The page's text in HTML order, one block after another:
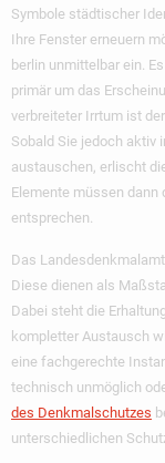
Symbole städtischer
Ihre Fenster erneuern
berlin unmittelbar ein.
primär um das
verbreiteter Irrtum ist
Sobald Sie jedoch aktiv
austauschen, erlischt
Elemente müssen dann
entsprechen.
Das
Diese dienen als
Dabei steht die
kompletter Austausch
eine fachgerechte
technisch unmöglich
des Denkmalschutzes
unterschiedlichen